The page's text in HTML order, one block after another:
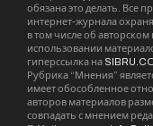
Сибири сеть
магазины
городах России,
Западной